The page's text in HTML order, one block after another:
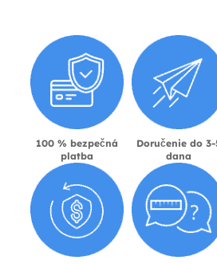
100 % bezpečná
platba
Doručenie do 3-
dana